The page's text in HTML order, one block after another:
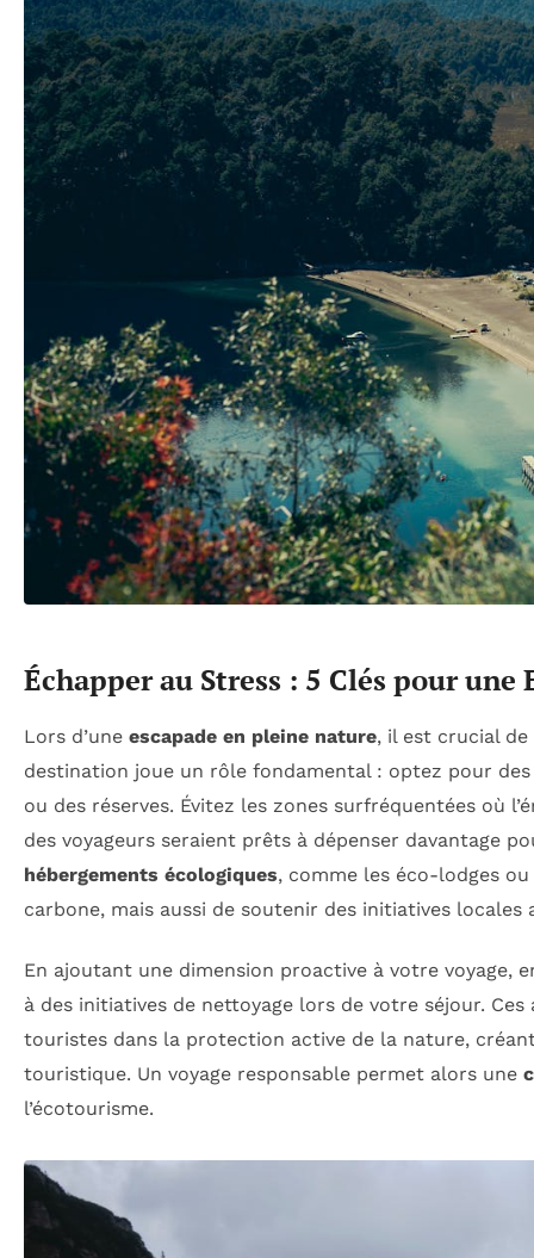
Échapper au Stress : 5 Clés pour une
Lors d’une escapade en pleine nature, il est crucial
destination joue un rôle fondamental : optez pour
ou des réserves. Évitez les zones surfréquentées où
des voyageurs seraient prêts à dépenser davantage
hébergements écologiques, comme les éco-lodges
carbone, mais aussi de soutenir des initiatives
En ajoutant une dimension proactive à votre voyage,
à des initiatives de nettoyage lors de votre séjour.
touristes dans la protection active de la nature,
touristique. Un voyage responsable permet alors une
l’écotourisme.